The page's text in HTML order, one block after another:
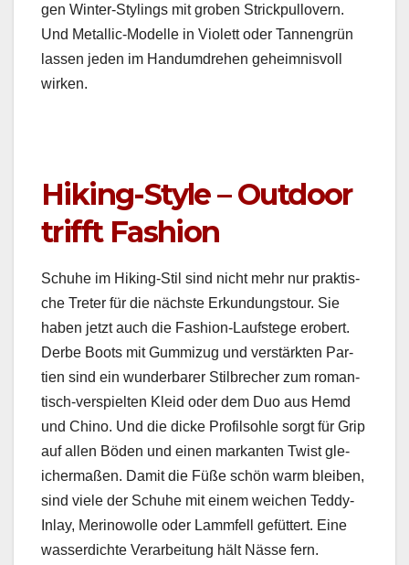
gen Win­ter-Stylings mit groben Strick­pullovern.
Und Metal­lic-Mod­elle in Vio­lett oder Tan­nen­grün
lassen jeden im Han­dum­drehen geheimnisvoll
wirken.
Hiking-Style – Outdoor
trifft Fashion
Schuhe im Hik­ing-Stil sind nicht mehr nur prak­tis­
che Treter für die näch­ste Erkun­dungs­tour. Sie
haben jet­zt auch die Fash­ion-Lauf­stege erobert.
Derbe Boots mit Gum­mizug und ver­stärk­ten Par­
tien sind ein wun­der­bar­er Stil­brech­er zum roman­
tisch-ver­spiel­ten Kleid oder dem Duo aus Hemd
und Chi­no. Und die dicke Pro­fil­sohle sorgt für Grip
auf allen Böden und einen markan­ten Twist gle­
icher­maßen. Damit die Füße schön warm bleiben,
sind viele der Schuhe mit einem weichen Ted­dy-
Inlay, Meri­nowolle oder Lamm­fell gefüt­tert. Eine
wasserdichte Ver­ar­beitung hält Nässe fern.